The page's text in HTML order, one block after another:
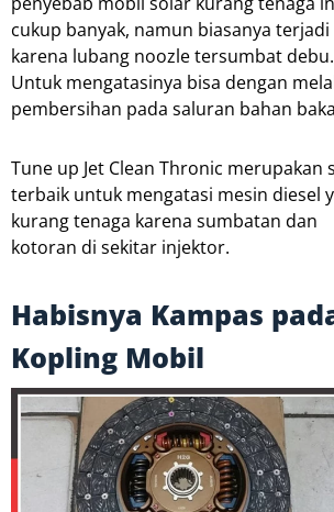
cukup banyak, namun biasanya terjadi
karena lubang noozle tersumbat debu.
Untuk mengatasinya bisa dengan
pembersihan pada saluran bahan
Tune up Jet Clean Thronic merupakan
terbaik untuk mengatasi mesin diesel
kurang tenaga karena sumbatan dan
kotoran di sekitar injektor.
Habisnya Kampas
Kopling Mobil